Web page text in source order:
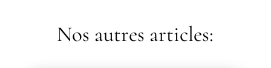
Nos autres articles: